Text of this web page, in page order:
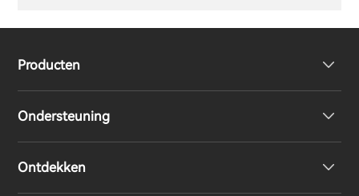
Producten
Volledig draadloze oordopjes
Ondersteuning
Ontdekken